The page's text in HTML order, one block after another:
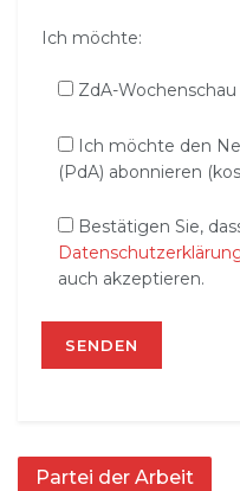
Ich möchte:
ZdA-
Ich möchte den
(PdA) abonnieren
Bestätigen Sie,
auch akzeptieren.
Partei der Arbeit